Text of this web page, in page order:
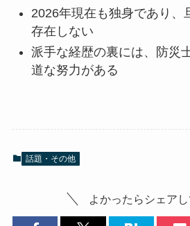
2026年現在も独身であり、
存在しない
派手な経歴の裏には、防災
道な努力がある
話題・その他
よかったらシェアし